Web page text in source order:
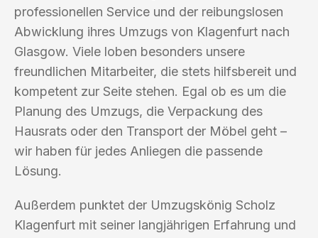
professionellen Service und der reibungslosen
Abwicklung ihres Umzugs von Klagenfurt nach
Glasgow. Viele loben besonders unsere
freundlichen Mitarbeiter, die stets hilfsbereit und
kompetent zur Seite stehen. Egal ob es um die
Planung des Umzugs, die Verpackung des
Hausrats oder den Transport der Möbel geht –
wir haben für jedes Anliegen die passende
Lösung.
Außerdem punktet der Umzugskönig Scholz
Klagenfurt mit seiner langjährigen Erfahrung und